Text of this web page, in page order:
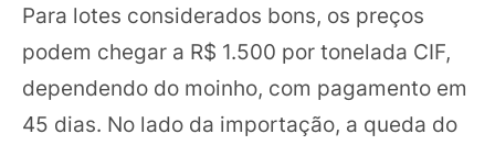
Para lotes considerados bons, os preços
podem chegar a R$ 1.500 por tonelada CIF,
dependendo do moinho, com pagamento em
45 dias. No lado da importação, a queda do